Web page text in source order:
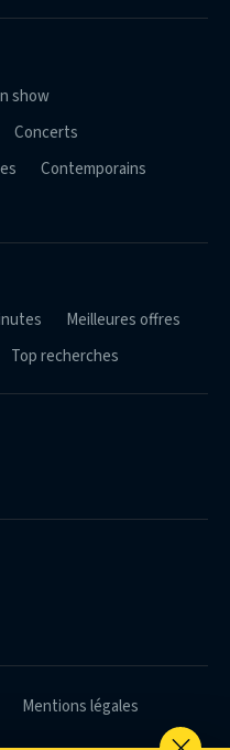
show
Concerts
Contemporains
Meilleures offres
Top recherches
Mentions légales